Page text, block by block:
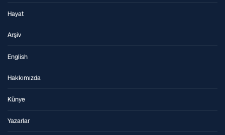
Hayat
Arşiv
English
Hakkımızda
Künye
Yazarlar